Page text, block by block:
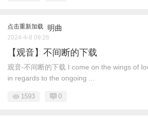
点击重新加载 明曲
2024-4-8 09:26
【观音】不间断的下载
观音-不间断的下载 I come on the wings of
in regards to the ongoing ...
1593 0